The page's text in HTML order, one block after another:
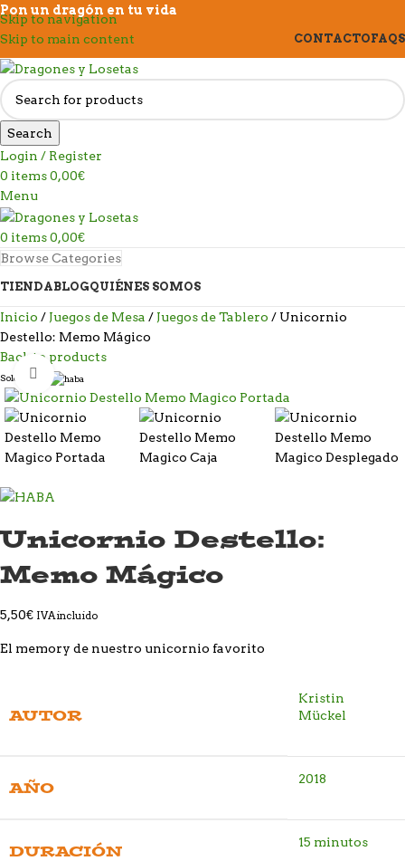
Skip to navigation
Skip to main content
Pon un dragón en tu vida
CONTACTOFAQS
Search
Login / Register
0 items0,00€
Menu
0 items0,00€
Browse Categories
TIENDABLOGQUIÉNES SOMOS
Inicio Juegos de Mesa Juegos de Tablero
Unicornio
Destello: Memo Mágico
Back to products
Sold outHot Click to enlarge
Unicornio Destello:
Memo Mágico
5,50€ IVA incluido
El memory de nuestro unicornio favorito
AUTOR
Kristin
Mückel
AÑO 2018
DURACIÓN 15 minutos